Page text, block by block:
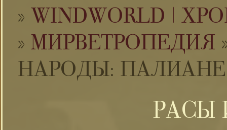
» WINDWORLD |
» МИРВЕТРОПЕДИЯ
НАРОДЫ: ПАЛИАНЕ
РАСЫ